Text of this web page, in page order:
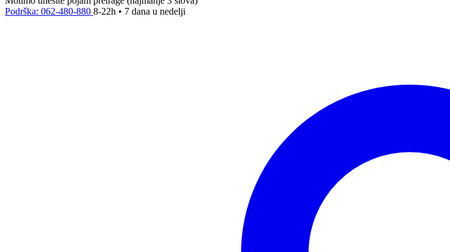
Podrška: 062-480-880 8-22h • 7 dana u nedelji